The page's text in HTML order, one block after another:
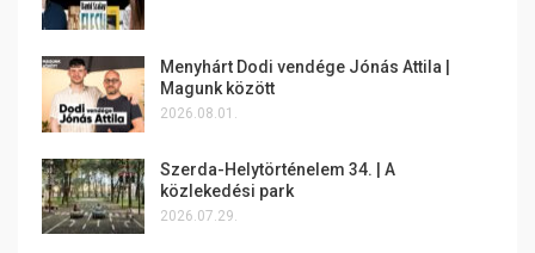
Menyhárt Dodi vendége Jónás Attila |
Magunk között
2026.08.01.
Szerda-Helytörténelem 34. | A
közlekedési park
2026.07.29.